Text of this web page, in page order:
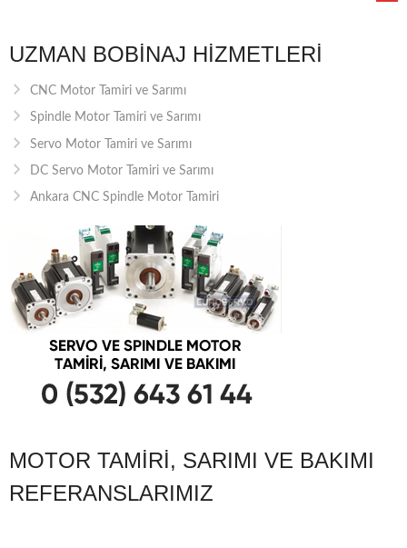
UZMAN BOBINAJ HIZMETLERI
CNC Motor Tamiri ve Sarımı
Spindle Motor Tamiri ve Sarımı
Servo Motor Tamiri ve Sarımı
DC Servo Motor Tamiri ve Sarımı
Ankara CNC Spindle Motor Tamiri
MOTOR TAMIRI, SARIMI VE BAKIMI
REFERANSLARIMIZ